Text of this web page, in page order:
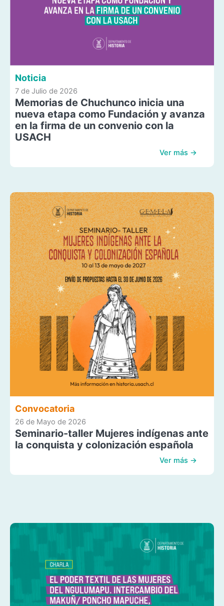
Noticia
7 de Julio de 2026
Memorias de Chuchunco inicia una
nueva etapa como Fundación y avanza
en la firma de un convenio con la
USACH
Ver más →
Convocatoria
26 de Mayo de 2026
Seminario-taller Mujeres indígenas ante
la conquista y colonización española
Ver más →